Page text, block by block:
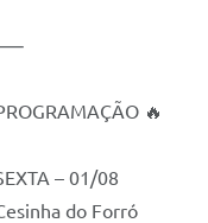
🔥
– 01/08
do Forró